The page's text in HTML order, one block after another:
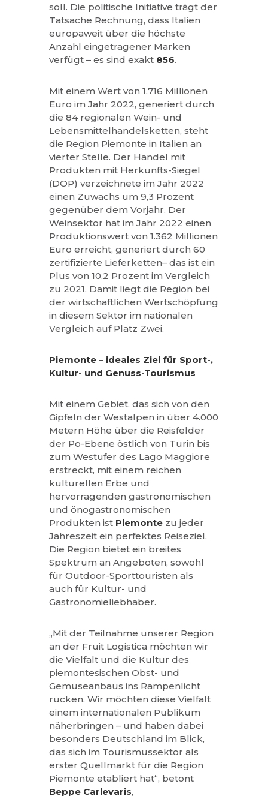
soll. Die politische Initiative trägt der
Tatsache Rechnung, dass Italien
europaweit über die höchste
Anzahl eingetragener Marken
verfügt – es sind exakt 856.
Mit einem Wert von 1.716 Millionen
Euro im Jahr 2022, generiert durch
die 84 regionalen Wein- und
Lebensmittelhandelsketten, steht
die Region Piemonte in Italien an
vierter Stelle. Der Handel mit
Produkten mit Herkunfts-Siegel
(DOP) verzeichnete im Jahr 2022
einen Zuwachs um 9,3 Prozent
gegenüber dem Vorjahr. Der
Weinsektor hat im Jahr 2022 einen
Produktionswert von 1.362 Millionen
Euro erreicht, generiert durch 60
zertifizierte Lieferketten– das ist ein
Plus von 10,2 Prozent im Vergleich
zu 2021. Damit liegt die Region bei
der wirtschaftlichen Wertschöpfung
in diesem Sektor im nationalen
Vergleich auf Platz Zwei.
Piemonte – ideales Ziel für Sport-,
Kultur- und Genuss-Tourismus
Mit einem Gebiet, das sich von den
Gipfeln der Westalpen in über 4.000
Metern Höhe über die Reisfelder
der Po-Ebene östlich von Turin bis
zum Westufer des Lago Maggiore
erstreckt, mit einem reichen
kulturellen Erbe und
hervorragenden gastronomischen
und önogastronomischen
Produkten ist Piemonte zu jeder
Jahreszeit ein perfektes Reiseziel.
Die Region bietet ein breites
Spektrum an Angeboten, sowohl
für Outdoor-Sporttouristen als
auch für Kultur- und
Gastronomieliebhaber.
„Mit der Teilnahme unserer Region
an der Fruit Logistica möchten wir
die Vielfalt und die Kultur des
piemontesischen Obst- und
Gemüseanbaus ins Rampenlicht
rücken. Wir möchten diese Vielfalt
einem internationalen Publikum
näherbringen – und haben dabei
besonders Deutschland im Blick,
das sich im Tourismussektor als
erster Quellmarkt für die Region
Piemonte etabliert hat“, betont
Beppe Carlevaris,